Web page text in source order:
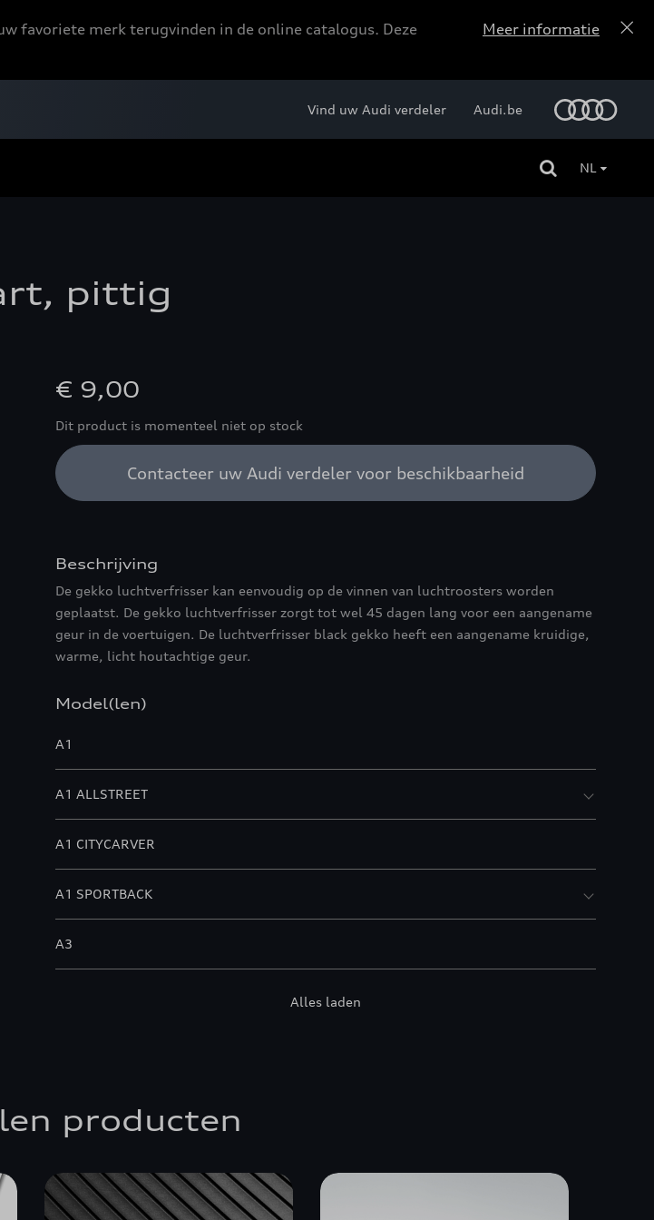
favoriete merk terugvinden in de online catalogus. Deze
Meer informatie
Vind uw Audi verdeler Audi.be
NL
pittig
€ 9,00
Dit product is momenteel niet op stock
Contacteer uw Audi verdeler voor beschikbaarheid
Beschrijving
De gekko luchtverfrisser kan eenvoudig op de vinnen van luchtroosters worden
geplaatst. De gekko luchtverfrisser zorgt tot wel 45 dagen lang voor een aangename
geur in de voertuigen. De luchtverfrisser black gekko heeft een aangename kruidige,
warme, licht houtachtige geur.
Model(len)
A1
A1 ALLSTREET
A1 CITYCARVER
A1 SPORTBACK
A3
A4 ALLROAD QUATTRO
Alles laden
producten